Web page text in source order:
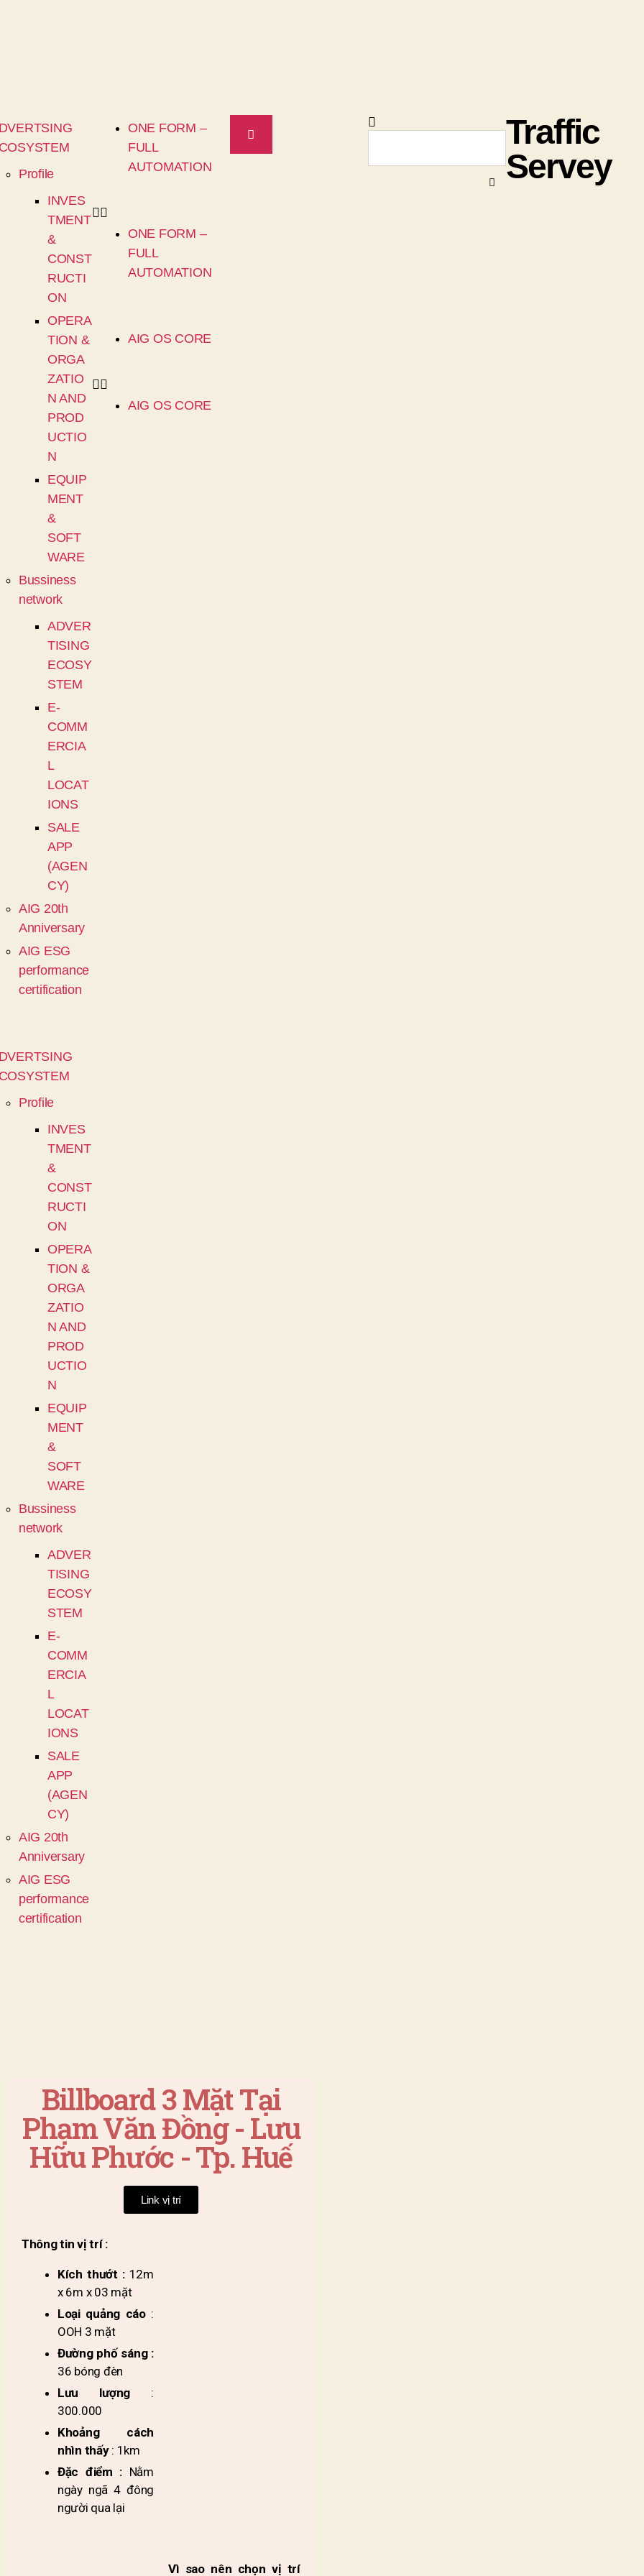
Profile
INVES
TMENT
&
CONST
RUCTI
ON
OPERA
TION &
ORGA
ZATIO
N AND
PROD
UCTIO
N
EQUIP
MENT
&
SOFT
WARE
Bussiness
network
ADVER
TISING
ECOSY
STEM
E-
COMM
ERCIA
L
LOCAT
IONS
SALE
APP
(AGEN
CY)
AIG 20th
Anniversary
AIG ESG
performance
certification
Profile
INVES
TMENT
&
CONST
RUCTI
ON
OPERA
TION &
ORGA
ZATIO
N AND
PROD
UCTIO
N
EQUIP
MENT
&
SOFT
WARE
Bussiness
network
ADVER
TISING
ECOSY
STEM
E-
COMM
ERCIA
L
LOCAT
IONS
SALE
APP
(AGEN
CY)
AIG 20th
Anniversary
AIG ESG
performance
certification
ONE FORM –
FULL
AUTOMATION
ONE FORM –
FULL
AUTOMATION
AIG OS CORE
AIG OS CORE
Traffic
Servey
Billboard 3 Mặt Tại
Phạm Văn Đồng - Lưu
Hữu Phước - Tp. Huế
Link vị trí
Thông tin vị trí :
Kích thướt : 12m
x 6m x 03 mặt
Loại quảng cáo :
OOH 3 mặt
Đường phố sáng :
36 bóng đèn
Lưu lượng :
300.000
Khoảng cách
nhìn thấy : 1km
Đặc điểm : Nằm
ngày ngã 4 đông
người qua lại
Vì sao nên chọn vị trí